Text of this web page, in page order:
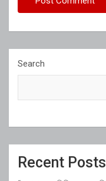
Search
Recent Posts